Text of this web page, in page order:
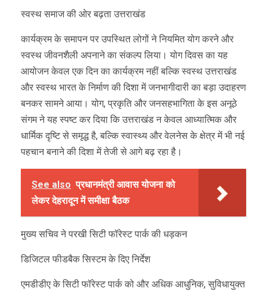
स्वस्थ समाज की ओर बढ़ता उत्तराखंड
कार्यक्रम के समापन पर उपस्थित लोगों ने नियमित योग करने और
स्वस्थ जीवनशैली अपनाने का संकल्प लिया। योग दिवस का यह
आयोजन केवल एक दिन का कार्यक्रम नहीं बल्कि स्वस्थ उत्तराखंड
और स्वस्थ भारत के निर्माण की दिशा में जनभागीदारी का बड़ा उदाहरण
बनकर सामने आया। योग, प्रकृति और जनसहभागिता के इस अनूठे
संगम ने यह स्पष्ट कर दिया कि उत्तराखंड न केवल आध्यात्मिक और
धार्मिक दृष्टि से समृद्ध है, बल्कि स्वास्थ्य और वेलनेस के क्षेत्र में भी नई
पहचान बनाने की दिशा में तेजी से आगे बढ़ रहा है।
See also प्रधानमंत्री आवास योजना को
लेकर देहरादून में समीक्षा बैठक
मुख्य सचिव ने परखी सिटी फॉरेस्ट पार्क की धड़कन
डिजिटल फीडबैक सिस्टम के दिए निर्देश
एमडीडीए के सिटी फॉरेस्ट पार्क को और अधिक आधुनिक, सुविधायुक्त